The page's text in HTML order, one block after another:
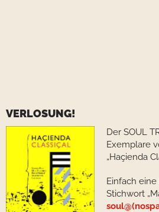
VERLOSUNG!
Der SOUL
Exemplare
„Haçienda
Einfach
Stichwort